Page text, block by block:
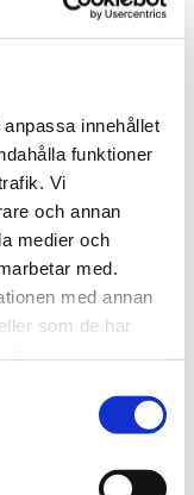
innehållet
funktioner
Vi
och annan
medier och
med.
med annan
som de har